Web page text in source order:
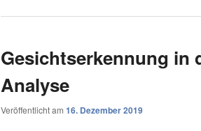
Gesichtserkennung in
Analyse
Veröffentlicht am 16. Dezember 2019